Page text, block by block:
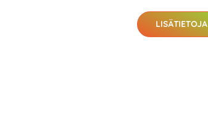
LISÄTIETOJA